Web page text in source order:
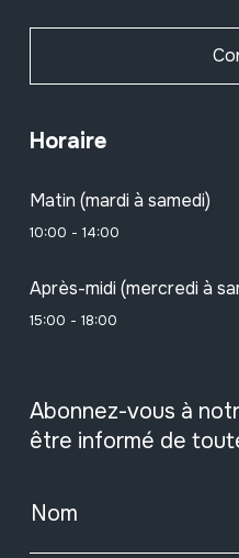
Horaire
Matin (mardi à samedi)
10:00 - 14:00
Après-midi (mercredi à
15:00 - 18:00
Abonnez-vous à
être informé de
Nom